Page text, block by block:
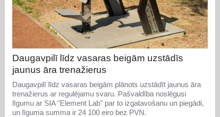
Daugavpilī līdz vasaras beigām uzstādīs
jaunus āra trenažierus
Daugavpilī līdz vasaras beigām plānots uzstādīt jaunus āra
trenažierus ar regulējamu svaru. Pašvaldība noslēgusi
līgumu ar SIA "Element Lab" par to izgatavošanu un piegādi,
un līguma summa ir 24 100 eiro bez PVN.